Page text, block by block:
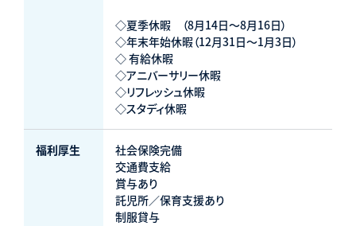
◇夏季休暇 （8月14日～8月16日）
◇年末年始休暇（12月31日～1月3日）
◇ 有給休暇
◇アニバーサリー休暇
◇リフレッシュ休暇
◇スタディ休暇
福利厚生
社会保険完備
交通費支給
賞与あり
託児所／保育支援あり
制服貸与